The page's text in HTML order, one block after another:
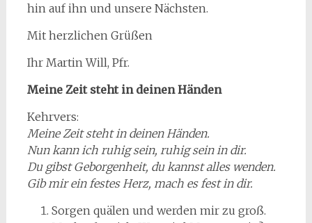
hin auf ihn und unsere Nächsten.
Mit herzlichen Grüßen
Ihr Martin Will, Pfr.
Meine Zeit steht in deinen Händen
Kehrvers:
Meine Zeit steht in deinen Händen.
Nun kann ich ruhig sein, ruhig sein in dir.
Du gibst Geborgenheit, du kannst alles wenden.
Gib mir ein festes Herz, mach es fest in dir.
Sorgen quälen und werden mir zu groß.